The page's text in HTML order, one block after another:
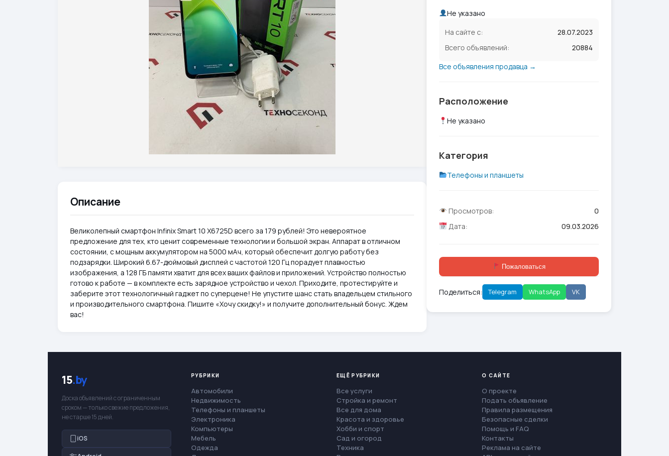
Описание
Великолепный смартфон Infinix Smart 10 X6725D всего за 179 рублей! Это невероятное
предложение для тех, кто ценит современные технологии и большой экран. Аппарат в отличном
состоянии, с мощным аккумулятором на 5000 мАч, который обеспечит долгую работу без
подзарядки. Широкий 6.67-дюймовый дисплей с частотой 120 Гц порадует плавностью
изображения, а 128 ГБ памяти хватит для всех ваших файлов и приложений. Устройство полностью
готово к работе — в комплекте есть зарядное устройство и чехол. Приходите, протестируйте и
заберите этот технологичный гаджет по суперцене! Не упустите шанс стать владельцем стильного
и производительного смартфона. Пишите «Хочу скидку!» и получите дополнительный бонус. Ждем
вас!
Не указано
На сайте с:
28.07.2023
Всего объявлений:
20884
Все объявления продавца →
Расположение
Не указано
Категория
Телефоны и планшеты
Просмотров:
0
Дата:
09.03.2026
Пожаловаться
Поделиться: Telegram WhatsApp VK
15.by
Доска объявлений с ограниченным
сроком — только свежие предложения,
не старше 15 дней.
iOS
РУБРИКИ
Автомобили
Недвижимость
Телефоны и планшеты
Электроника
Компьютеры
Мебель
Одежда
ЕЩЁ РУБРИКИ
Все услуги
Стройка и ремонт
Все для дома
Красота и здоровье
Хобби и спорт
Сад и огород
Техника
О САЙТЕ
О проекте
Подать объявление
Правила размещения
Безопасные сделки
Помощь и FAQ
Контакты
Реклама на сайте